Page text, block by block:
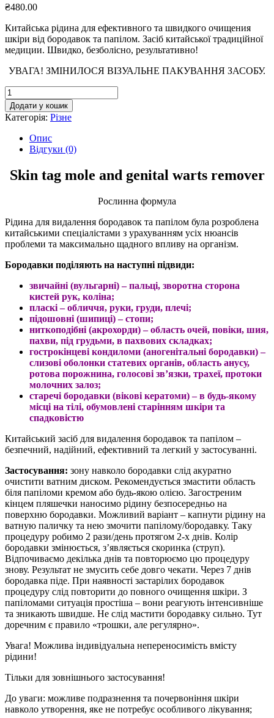
₴480.00
Китайська рідина для ефективного та швидкого очищения
шкіри від бородавок та папілом. Засіб китайської традиційної
медиции. Швидко, безболісно, результативно!
УВАГА! ЗМІНИЛОСЯ ВІЗУАЛЬНЕ ПАКУВАННЯ ЗАСОБУ.
Рідина
для
видалення
бородавок
папілом
кількість
Додати у кошик
Категорія: Різне
Опис
Відгуки (0)
Skin tag mole and genital warts remover
Рослинна формула
Рідина для видалення бородавок та папілом була розроблена
китайськими спеціалістами з урахуванням усіх нюансів
проблеми та максимально щадного впливу на організм.
Бородавки поділяють на наступні підвиди:
звичайні (вульгарні) – пальці, зворотна сторона
кистей рук, коліна;
пласкі – обличчя, руки, груди, плечі;
підошовні (шипиці) – стопи;
ниткоподібні (акрохорди) – область очей, повіки, шия,
пахви, під грудьми, в пахвових складках;
гострокінцеві кондиломи (аногенітальні бородавки) –
слизові оболонки статевих органів, область анусу,
ротова порожнина, голосові зв’язки, трахеї, протоки
молочних залоз;
старечі бородавки (вікові кератоми) – в будь-якому
місці на тілі, обумовлені старінням шкіри та
спадковістю
Китайський засіб для видалення бородавок та папілом –
безпечний, надійний, ефективний та легкий у застосуванні.
Застосування: зону навколо бородавки слід акуратно
очистити ватним диском. Рекомендується змастити область
біля папіломи кремом або будь-якою олією. Загостреним
кінцем пляшечки наносимо рідину безпосередньо на
поверхню бородавки. Можливий варіант – капнути рідину на
ватную паличку та нею змочити папілому/бородавку. Таку
процедуру робимо 2 рази/день протягом 2-х днів. Колір
бородавки змінюється, з’являється скоринка (струп).
Відпочиваємо декілька днів та повторюємо цю процедуру
знову. Результат не змусить себе довго чекати. Через 7 днів
бородавка піде. При наявності застарілих бородавок
процедуру слід повторити до повного очищення шкіри. З
папіломами ситуація простіша – вони реагують інтенсивніше
та зникають швидше. Не слід мастити бородавку сильно. Тут
доречним є правило «трошки, але регулярно».
Увага! Можлива індивідуальна непереносимість вмісту
рідини!
Тільки для зовнішнього застосування!
До уваги: можливе подразнення та почервоніння шкіри
навколо утворення, яке не потребує особливого лікування;